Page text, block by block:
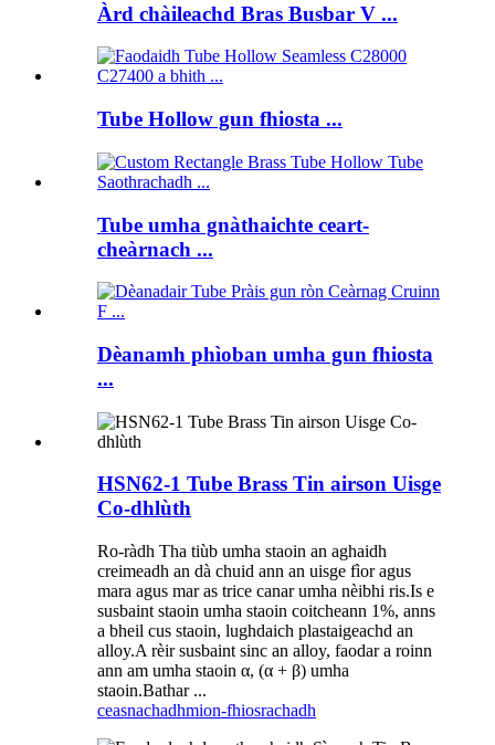
Àrd chàileachd Bras Busbar V ...
Tube Hollow gun fhiosta ...
Tube umha gnàthaichte ceart-
cheàrnach ...
Dèanamh phìoban umha gun fhiosta
...
HSN62-1 Tube Brass Tin airson Uisge
Co-dhlùth
Ro-ràdh Tha tiùb umha staoin an aghaidh
creimeadh an dà chuid ann an uisge fìor agus
mara agus mar as trice canar umha nèibhi ris.Is e
susbaint staoin umha staoin coitcheann 1%, anns
a bheil cus staoin, lughdaich plastaigeachd an
alloy.A rèir susbaint sinc an alloy, faodar a roinn
ann am umha staoin α, (α + β) umha
staoin.Bathar ...
ceasnachadhmion-fhiosrachadh